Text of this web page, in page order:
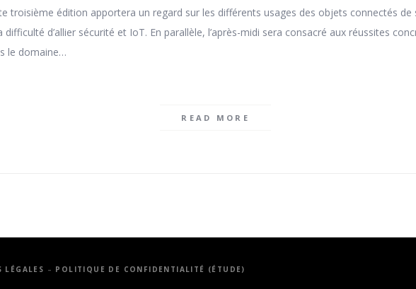
troisième édition apportera un regard sur les différents usages des objets connectés de
difficulté d’allier sécurité et IoT. En parallèle, l’après-midi sera consacré aux réussites
le domaine…
READ MORE
– POLITIQUE DE CONFIDENTIALITÉ (ÉTUDE)